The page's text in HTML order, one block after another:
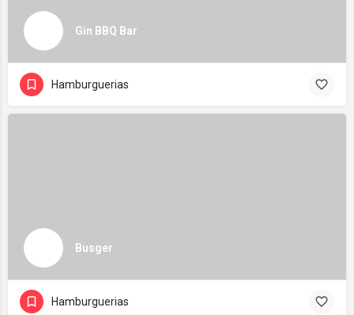
Gin BBQ Bar
Hamburguerias
Busger
Hamburguerias